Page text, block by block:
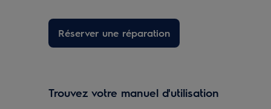
Réserver une réparation
Trouvez votre manuel d'utilisation